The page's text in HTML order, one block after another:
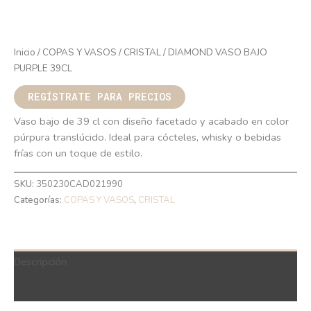
Inicio / COPAS Y VASOS / CRISTAL/ DIAMOND VASO BAJO
PURPLE 39CL
REGÍSTRATE PARA PRECIOS
Vaso bajo de 39 cl con diseño facetado y acabado en color
púrpura translúcido. Ideal para cócteles, whisky o bebidas
frías con un toque de estilo.
SKU: 350230CAD021990
Categorías: COPAS Y VASOS, CRISTAL